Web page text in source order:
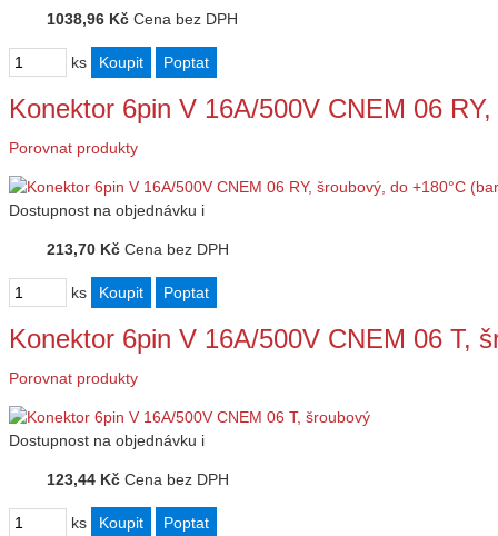
1038,96 Kč Cena bez DPH
ks
Konektor 6pin V 16A/500V CNEM 06
Porovnat produkty
Dostupnost na objednávku i
213,70 Kč Cena bez DPH
ks
Konektor 6pin V 16A/500V CNEM 06 T,
Porovnat produkty
Dostupnost na objednávku i
123,44 Kč Cena bez DPH
ks